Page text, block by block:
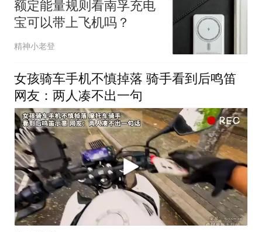
额定能量规则看南孚充电
宝可以带上飞机吗？
精神小老登
女孩骑车手机不慎掉落 骑手看到后鸣笛
网友：两人凑不出一句